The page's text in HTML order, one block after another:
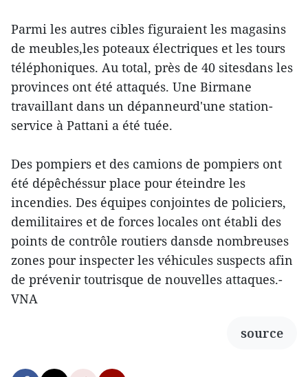
Parmi les autres cibles figuraient les magasins
de meubles,les poteaux électriques et les tours
téléphoniques. Au total, près de 40 sitesdans les
provinces ont été attaqués. Une Birmane
travaillant dans un dépanneurd'une station-
service à Pattani a été tuée.
Des pompiers et des camions de pompiers ont
été dépêchéssur place pour éteindre les
incendies. Des équipes conjointes de policiers,
demilitaires et de forces locales ont établi des
points de contrôle routiers dansde nombreuses
zones pour inspecter les véhicules suspects afin
de prévenir toutrisque de nouvelles attaques.-
VNA
source